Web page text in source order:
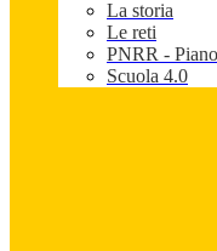
La storia
Le reti
PNRR -
Scuola 4.0